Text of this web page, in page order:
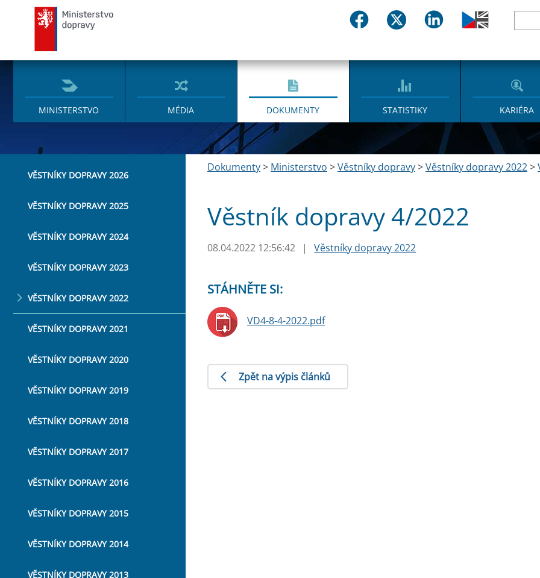
MINISTERSTVO MÉDIA DOKUMENTY STATISTIKY KARIÉRA
VĚSTNÍKY DOPRAVY 2026
VĚSTNÍKY DOPRAVY 2025
VĚSTNÍKY DOPRAVY 2024
VĚSTNÍKY DOPRAVY 2023
VĚSTNÍKY DOPRAVY 2022
VĚSTNÍKY DOPRAVY 2021
VĚSTNÍKY DOPRAVY 2020
VĚSTNÍKY DOPRAVY 2019
VĚSTNÍKY DOPRAVY 2018
VĚSTNÍKY DOPRAVY 2017
VĚSTNÍKY DOPRAVY 2016
VĚSTNÍKY DOPRAVY 2015
VĚSTNÍKY DOPRAVY 2014
VĚSTNÍKY DOPRAVY 2013
Dokumenty> Ministerstvo >Věstníky dopravy>Věstníky dopravy 2022>
Věstník dopravy 4/2022
08.04.2022 12:56:42 | Věstníky dopravy 2022
STÁHNĚTE SI:
VD4-8-4-2022.pdf
Zpět na výpis článků